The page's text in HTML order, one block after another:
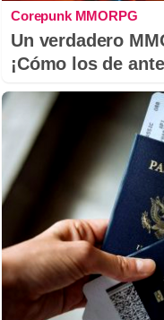
Corepunk MMORPG
Un verdadero
¡Cómo los de